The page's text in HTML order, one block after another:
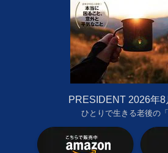
PRESIDENT 2026年8
ひとりで生きる老後の「